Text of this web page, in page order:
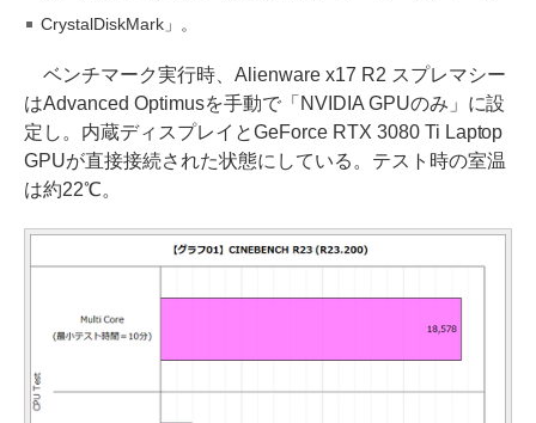
CrystalDiskMark」。
ベンチマーク実行時、Alienware x17 R2 スプレマシー
はAdvanced Optimusを手動で「NVIDIA GPUのみ」に設
定し。内蔵ディスプレイとGeForce RTX 3080 Ti Laptop
GPUが直接接続された状態にしている。テスト時の室温
は約22℃。